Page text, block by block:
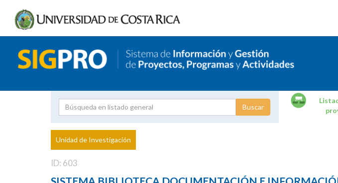
Proyecto
Investigador
Unidad de Investigación
ID: 603